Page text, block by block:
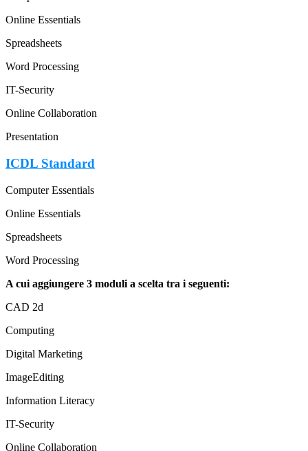
Online Essentials
Spreadsheets
Word Processing
IT-Security
Online Collaboration
Presentation
ICDL Standard
Computer Essentials
Online Essentials
Spreadsheets
Word Processing
A cui aggiungere 3 moduli a scelta tra i seguenti:
CAD 2d
Computing
Digital Marketing
ImageEditing
Information Literacy
IT-Security
Online Collaboration